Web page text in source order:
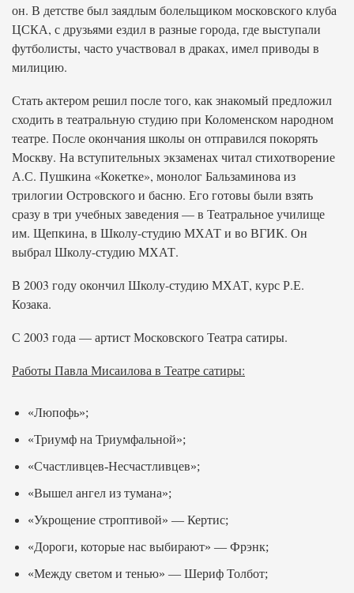
он. В детстве был заядлым болельщиком московского клуба
ЦСКА, с друзьями ездил в разные города, где выступали
футболисты, часто участвовал в драках, имел приводы в
милицию.
Стать актером решил после того, как знакомый предложил
сходить в театральную студию при Коломенском народном
театре. После окончания школы он отправился покорять
Москву. На вступительных экзаменах читал стихотворение
А.С. Пушкина «Кокетке», монолог Бальзаминова из
трилогии Островского и басню. Его готовы были взять
сразу в три учебных заведения — в Театральное училище
им. Щепкина, в Школу-студию МХАТ и во ВГИК. Он
выбрал Школу-студию МХАТ.
В 2003 году окончил Школу-студию МХАТ, курс Р.Е.
Козака.
С 2003 года — артист Московского Театра сатиры.
Работы Павла Мисаилова в Театре сатиры:
«Люпофь»;
«Триумф на Триумфальной»;
«Счастливцев-Несчастливцев»;
«Вышел ангел из тумана»;
«Укрощение строптивой» — Кертис;
«Дороги, которые нас выбирают» — Фрэнк;
«Между светом и тенью» — Шериф Толбот;